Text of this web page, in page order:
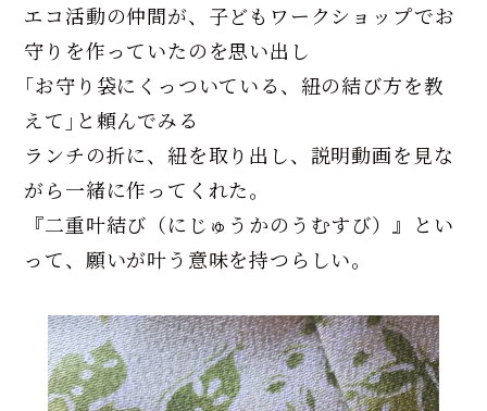
エコ活動の仲間が、子どもワークショップでお
守りを作っていたのを思い出し
｢お守り袋にくっついている、紐の結び方を教
えて｣と頼んでみる
ランチの折に、紐を取り出し、説明動画を見な
がら一緒に作ってくれた。
『二重叶結び（にじゅうかのうむすび）』とい
って、願いが叶う意味を持つらしい。